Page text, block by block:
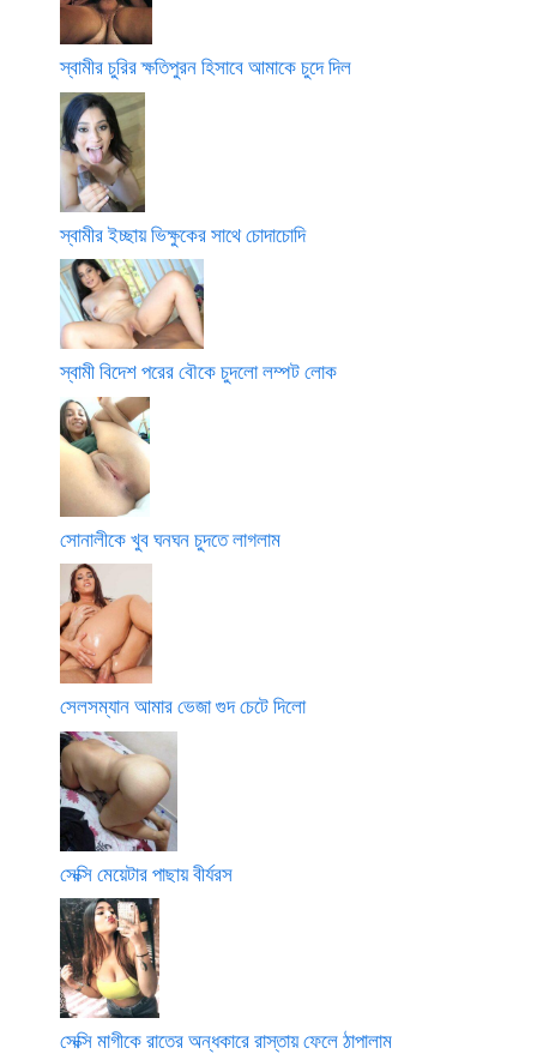
স্বামীর চুরির ক্ষতিপুরন হিসাবে আমাকে চুদে দিল
স্বামীর ইচ্ছায় ভিক্ষুকের সাথে চোদাচোদি
স্বামী বিদেশ পরের বৌকে চুদলো লম্পট লোক
সোনালীকে খুব ঘনঘন চুদতে লাগলাম
সেলসম্যান আমার ভেজা গুদ চেটে দিলো
সেক্সি মেয়েটার পাছায় বীর্যরস
সেক্সি মাগীকে রাতের অন্ধকারে রাস্তায় ফেলে ঠাপালাম